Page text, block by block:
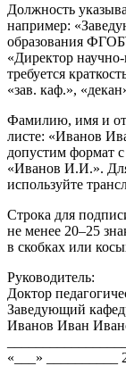
Должность
например:
образования
«Директор научно-
требуется
«зав. каф.»,
Фамилию, имя и
листе: «Иванов
допустим формат
«Иванов И.И.».
используйте
Строка для
не менее 20–25
в скобках или
Руководитель:
Доктор
Заведующий
Иванов Иван
«___» __________